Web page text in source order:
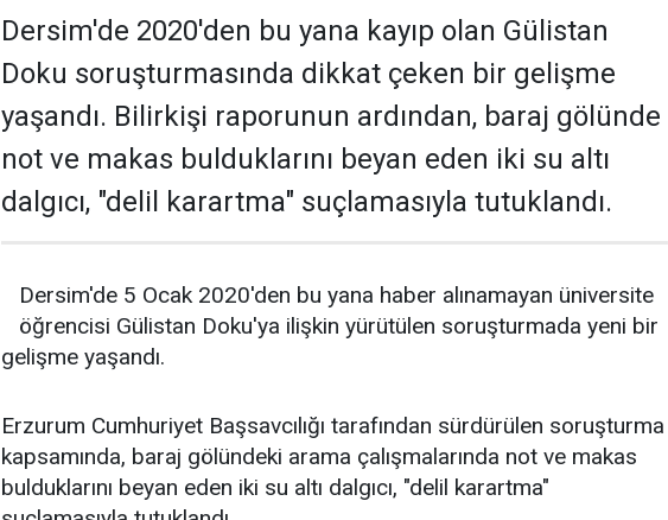
Dersim'de 2020'den bu yana kayıp olan Gülistan
Doku soruşturmasında dikkat çeken bir gelişme
yaşandı. Bilirkişi raporunun ardından, baraj gölünde
not ve makas bulduklarını beyan eden iki su altı
dalgıcı, "delil karartma" suçlamasıyla tutuklandı.
Dersim'de 5 Ocak 2020'den bu yana haber alınamayan üniversite
öğrencisi Gülistan Doku'ya ilişkin yürütülen soruşturmada yeni bir
gelişme yaşandı.
Erzurum Cumhuriyet Başsavcılığı tarafından sürdürülen soruşturma
kapsamında, baraj gölündeki arama çalışmalarında not ve makas
bulduklarını beyan eden iki su altı dalgıcı, "delil karartma"